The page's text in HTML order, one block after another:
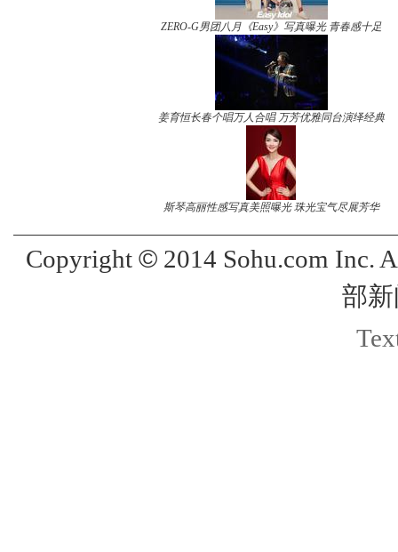
ZERO-G男团八月《Easy》写真曝光 青春感十足
姜育恒长春个唱万人合唱 万芳优雅同台演绎经典
斯琴高丽性感写真美照曝光 珠光宝气尽展芳华
Copyright ©2014 Sohu.com Inc.
部